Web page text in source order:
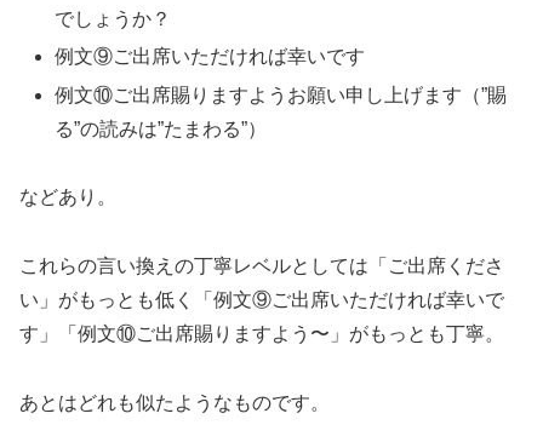
でしょうか？
例文⑨ご出席いただければ幸いです
例文⑩ご出席賜りますようお願い申し上げます（”賜
る”の読みは”たまわる”）
などあり。
これらの言い換えの丁寧レベルとしては「ご出席くださ
い」がもっとも低く「例文⑨ご出席いただければ幸いで
す」「例文⑩ご出席賜りますよう〜」がもっとも丁寧。
あとはどれも似たようなものです。